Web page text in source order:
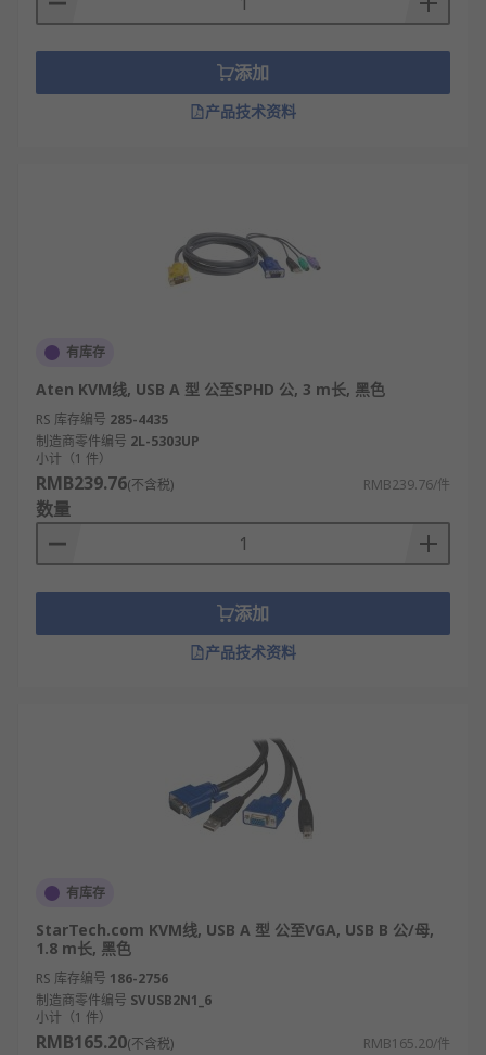
添加
产品技术资料
有库存
Aten KVM线, USB A 型 公至SPHD 公, 3 m长, 黑色
RS 库存编号 285-4435
制造商零件编号 2L-5303UP
小计（1 件）
RMB239.76(不含税) RMB239.76/件
数量
添加
产品技术资料
有库存
StarTech.com KVM线, USB A 型 公至VGA, USB B 公/母,
1.8 m长, 黑色
RS 库存编号 186-2756
制造商零件编号 SVUSB2N1_6
小计（1 件）
RMB165.20(不含税) RMB165.20/件